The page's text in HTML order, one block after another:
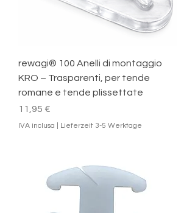
rewagi® 100 Anelli di montaggio
KRO – Trasparenti, per tende
romane e tende plissettate
Prezzo
11,95 €
IVA inclusa Lieferzeit 3-5 Werktage